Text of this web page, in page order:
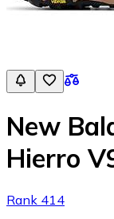
New
Hierro
Rank 414